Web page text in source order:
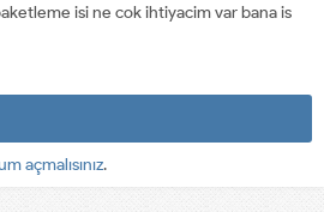
isi ne cok ihtiyacim var bana is
açmalısınız.